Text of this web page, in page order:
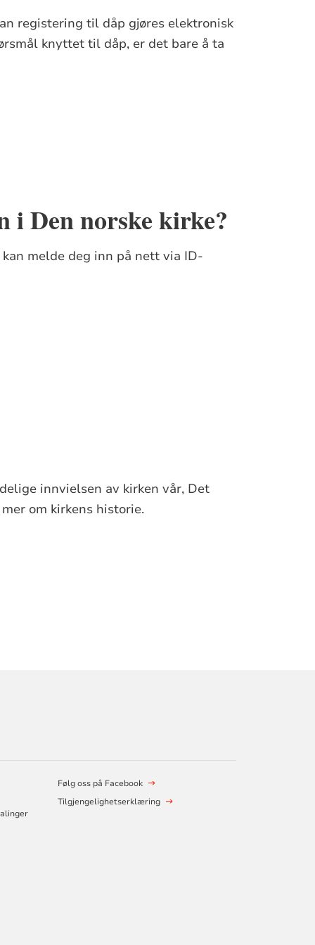
registering til dåp gjøres elektronisk
knyttet til dåp, er det bare å ta
i Den norske kirke?
melde deg inn på nett via ID-
innvielsen av kirken vår, Det
om kirkens historie.
Følg oss på Facebook
Tilgjengelighetserklæring